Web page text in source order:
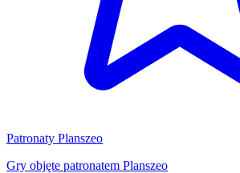
Patronaty Planszeo
Gry objęte patronatem Planszeo